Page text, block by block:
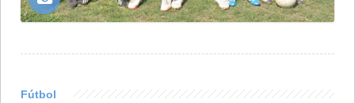
Fútbol